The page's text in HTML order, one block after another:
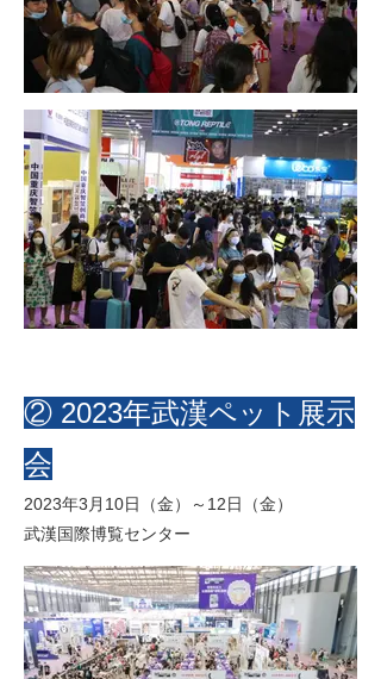
② 2023年武漢ペット展示
会
2023年3月10日（金）～12日（金）
武漢国際博覧センター